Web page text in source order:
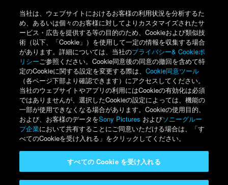
当社は、ウェブサイトにおけるお客様の利用状況を分析するた
め、あるいは個々のお客様に対してよりカスタマイズされたサ
ービス・広告を提供する等の目的のため、Cookieおよび類似技
術（以下、「Cookie」）を使用して一定の情報を収集する場合
があります。詳細については、当社のプライバシー& Cookieポ
リシーご参照ください。Cookie同意後の同意の撤回を含めて特
定のCookieに関する設定を変更する際は、Cookie同意ツール
（各ページ下部より確認できます）にアクセスしてください。
当社のウェブサイトやアプリの利用にはCookieの有効化は必須
ではありませんが、選択したCookieの設定によっては、機能の
一部が使用できなくなる場合があります。Cookieの使用目的、
および、お客様のデータをSony Pictures およびソニーグルー
プ企業において共有することにご同意いただける場合は、「す
べてのCookieを受け入れる」をクリックしてください。
すべての Cookie を受け入れる